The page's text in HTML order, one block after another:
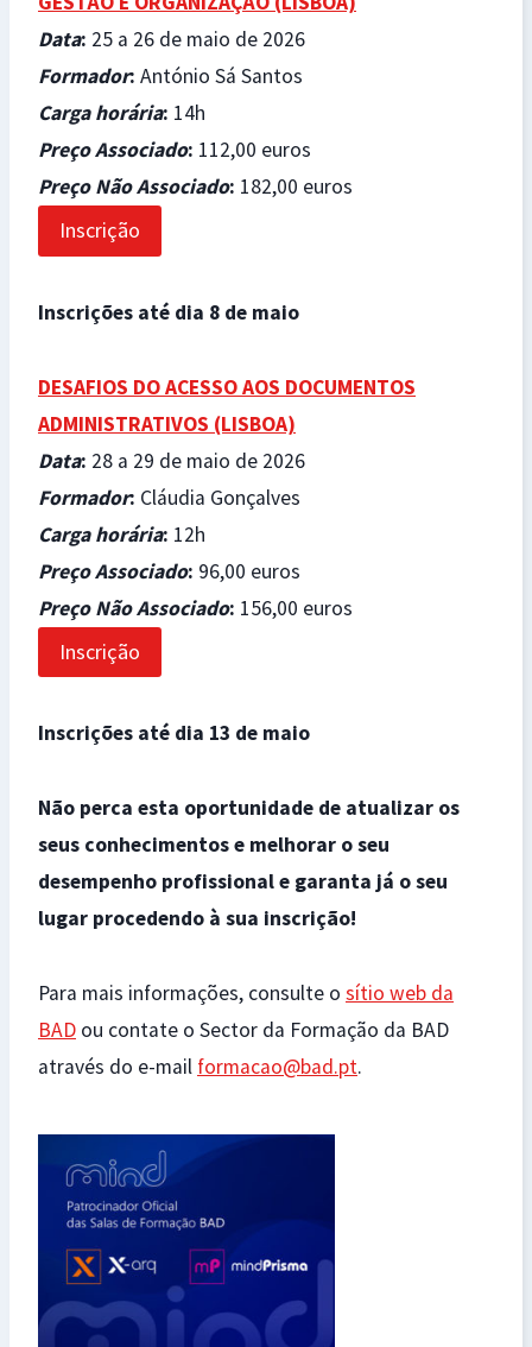
Data: 25 a 26 de maio de 2026
Formador: António Sá Santos
Carga horária: 14h
Preço Associado: 112,00 euros
Preço Não Associado: 182,00 euros
Inscrição
Inscrições até dia 8 de maio
DESAFIOS DO ACESSO AOS DOCUMENTOS
ADMINISTRATIVOS (LISBOA)
Data: 28 a 29 de maio de 2026
Formador: Cláudia Gonçalves
Carga horária: 12h
Preço Associado: 96,00 euros
Preço Não Associado: 156,00 euros
Inscrição
Inscrições até dia 13 de maio
Não perca esta oportunidade de atualizar os
seus conhecimentos e melhorar o seu
desempenho profissional e garanta já o seu
lugar procedendo à sua inscrição!
Para mais informações, consulte o sítio web da
BAD ou contate o Sector da Formação da BAD
através do e-mail formacao@bad.pt.